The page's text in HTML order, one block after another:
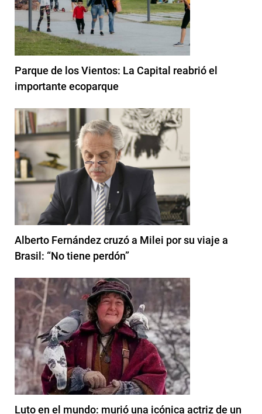
Parque de los Vientos: La Capital reabrió el
importante ecoparque
Alberto Fernández cruzó a Milei por su viaje a
Brasil: “No tiene perdón”
Luto en el mundo: murió una icónica actriz de un